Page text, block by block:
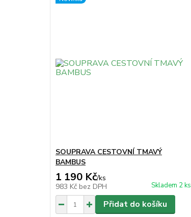
SOUPRAVA CESTOVNÍ TMAVÝ
BAMBUS
1 190 Kč/ks
983 Kč bez DPH Skladem 2 ks
Přidat do košíku